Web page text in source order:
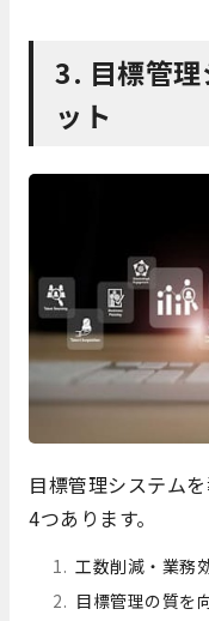
3. 目標管理
ット
目標管理システム
4つあります。
工数削減・業務
目標管理の質を